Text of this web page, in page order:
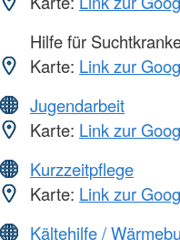
Hilfe für
Karte: Link zur
Jugendarbeit
Karte: Link zur
Kurzzeitpflege
Karte: Link zur
Kältehilfe /